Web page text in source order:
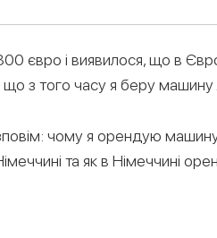
євро і виявилося, що в
що з того часу я беру
чому я орендую
та як в Німеччині